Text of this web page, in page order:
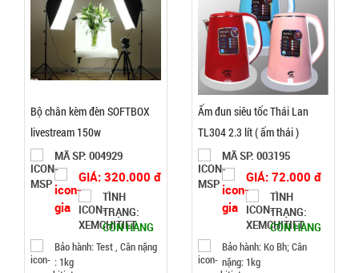
Đặt
hàng
Set 10 khăn
lau chén
bát 2 mặt
xanh hồng
( T2000 cái
MÃ
002874
Bộ chân kèm đèn SOFTBOX
livestream 150w
MÃ SP: 004929
GIÁ: 320.000 đ
TÌNH
TRẠNG:
CÒN HÀNG
Bảo hành: Test , Cân nặng
: 1kg
Ấm đun siêu tốc Thái Lan
TL304 2.3 lít ( ấm thái )
MÃ SP: 003195
GIÁ: 72.000 đ
TÌNH
TRẠNG:
CÒN HÀNG
Bảo hành: Ko Bh; Cân
nặng: 1kg